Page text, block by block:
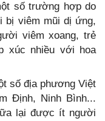
số trường hợp do
bị viêm mũi dị ứng,
viêm xoang, trẻ
xúc nhiều với hoa
số địa phương Việt
Định, Ninh Bình...
lại được ít người